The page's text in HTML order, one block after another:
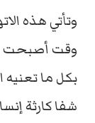
وتأتي هذه
وقت أصبحت
بكل ما تعنيه
شفا كارثة